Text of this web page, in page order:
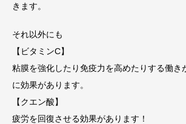
きます。
それ以外にも
【ビタミンC】
粘膜を強化したり免疫力を高めたりする働き
に効果があります。
【クエン酸】
疲労を回復させる効果があります！